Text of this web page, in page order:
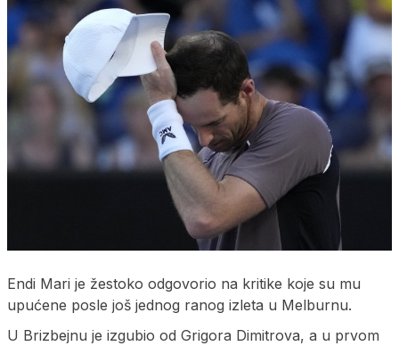
Endi Mari je žestoko odgovorio na kritike koje su mu
upućene posle još jednog ranog izleta u Melburnu.
U Brizbejnu je izgubio od Grigora Dimitrova, a u prvom